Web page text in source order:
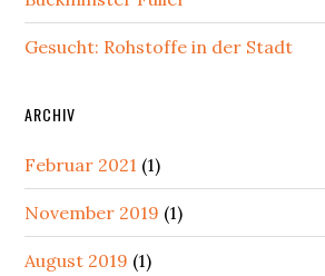
Gesucht: Rohstoffe in der Stadt
ARCHIV
Februar 2021 (1)
November 2019 (1)
August 2019 (1)